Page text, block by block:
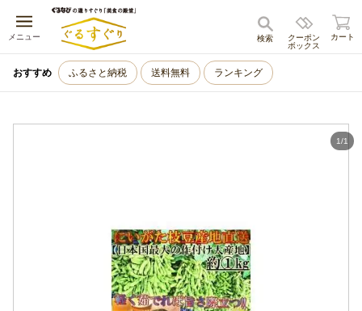
メニュー
キャンセル
クーポン
ボックス
検索 カート
おすすめ ふるさと納税 送料無料 ランキング
1/1